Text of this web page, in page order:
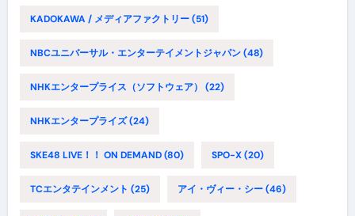
KADOKAWA / メディアファクトリー(51)
NBCユニバーサル・エンターテイメントジャパン(48)
NHKエンタープライス（ソフトウェア） (22)
NHKエンタープライズ(24)
SKE48 LIVE！！ ON DEMAND(80) SPO-X(20)
TCエンタテインメント (25) アイ・ヴィー・シー(46)